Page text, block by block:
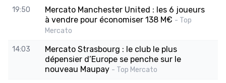
19:50
Mercato Manchester United : les 6 joueurs
à vendre pour économiser 138 M€ - Top
Mercato
14:03
Mercato Strasbourg : le club le plus
dépensier d’Europe se penche sur le
nouveau Maupay - Top Mercato